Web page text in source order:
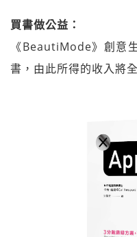
買書做公益：
《BeautiMode》創意
書，由此所得的收入將